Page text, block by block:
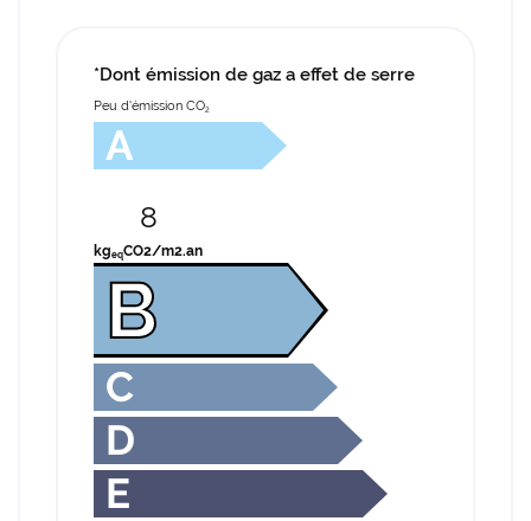
*Dont émission de gaz a effet de serre
Peu d'émission CO2
A
B
8
kgeqCO2/m2.an
C
D
E